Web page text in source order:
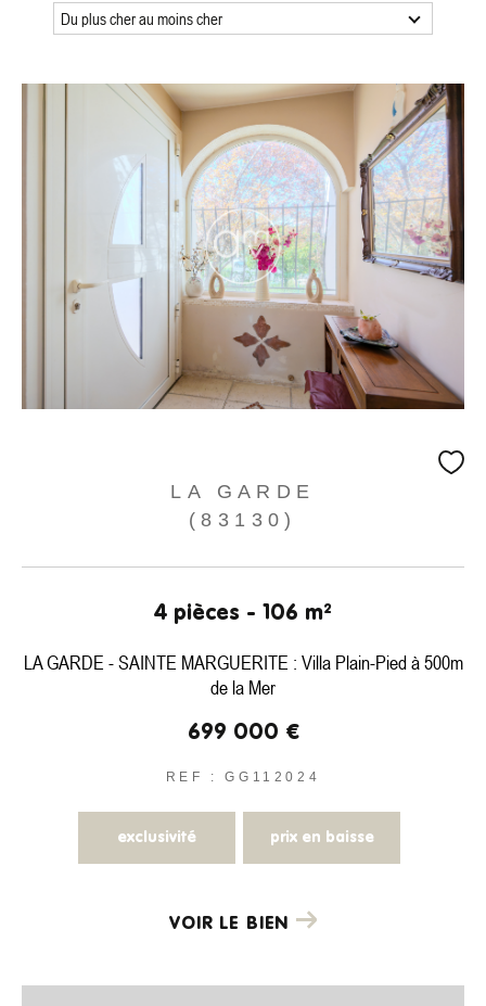
Du plus cher au moins cher
LA GARDE
(83130)
4 pièces - 106 m²
LA GARDE - SAINTE MARGUERITE : Villa Plain-Pied à 500m
de la Mer
699 000 €
REF : GG112024
exclusivité prix en baisse
VOIR LE BIEN
AFFINER LES CRITÈRES
TERRASSE PARKING PISCINE
EXCLUSIVITÉS
Rechercher